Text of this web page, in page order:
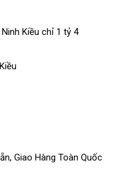
Kiều chỉ 1 tỷ 4
Giao Hàng Toàn Quốc